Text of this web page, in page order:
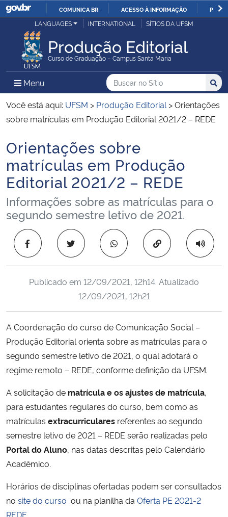
IR
O
COMUNICA BR ACESSO À INFORMAÇÃO
Ministério da Justiça e Segurança Pública
Ministério da Defesa
Ministério das Relações Exteriores
Ministério da Infraestrutura
Ministério da Agricultura, Pecuária e Abastecimento
Ministério da Educação
Ministério da Cidadania
Ministério da Saúde
Ministério do Meio Ambiente
Ministério do Turismo
Ministério do Desenvolvimento Regional
Controladoria-Geral da União
Ministério da Mulher, da Família e dos Direitos Humanos
LANGUAGES INTERNATIONAL SÍTIOS DA UFSM
Produção Editorial
Curso de Graduação – Campus Santa Maria
Menu Menu Principal do Sítio
Busca
Buscar no no Sítio
Busca:
Você está aqui: UFSM > Produção Editorial >Orientações
sobre matrículas em Produção Editorial 2021/2 – REDE
Início do conteúdo
Orientações sobre
matrículas em Produção
Editorial 2021/2 – REDE
Informações sobre as matrículas para o
segundo semestre letivo de 2021.
Copiar para área
Publicado em 12/09/2021, 12h14. Atualizado
12/09/2021, 12h21
A Coordenação do curso de Comunicação Social –
Produção Editorial orienta sobre as matrículas para o
segundo semestre letivo de 2021, o qual adotará o
regime remoto – REDE, conforme definição da UFSM.
A solicitação de matrícula e os ajustes de matrícula,
para estudantes regulares do curso, bem como as
matrículas extracurriculares referentes ao segundo
semestre letivo de 2021 – REDE serão realizadas pelo
Portal do Aluno, nas datas descritas pelo Calendário
Acadêmico.
Horários de disciplinas ofertadas podem ser consultados
no site do curso ou na planilha da Oferta PE 2021-2
REDE.